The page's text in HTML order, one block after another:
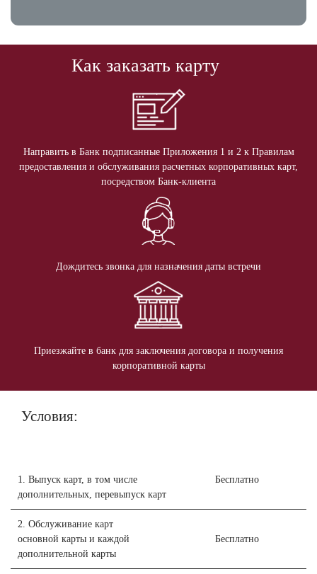
Как заказать карту
Направить в Банк подписанные Приложения 1 и 2 к Правилам
предоставления и обслуживания расчетных корпоративных карт,
посредством Банк-клиента
Дождитесь звонка для назначения даты встречи
Приезжайте в банк для заключения договора и получения
корпоративной карты
Условия:
1. Выпуск карт, в том числе
дополнительных, перевыпуск карт
Бесплатно
2. Обслуживание карт
основной карты и каждой
дополнительной карты
Бесплатно